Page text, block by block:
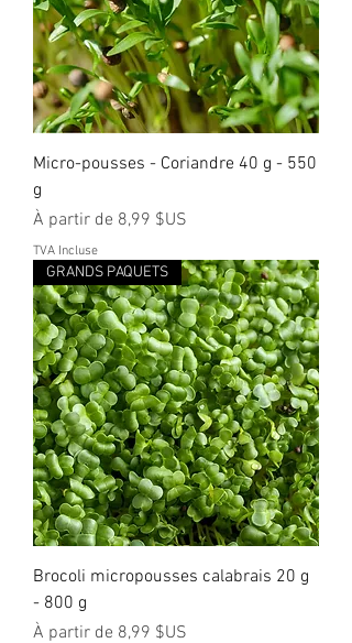
Micro-pousses - Coriandre 40 g - 550
g
À partir de 8,99 $US
Prix promotionnel
TVA Incluse
GRANDS PAQUETS
Brocoli micropousses calabrais 20 g
- 800 g
À partir de 8,99 $US
Prix promotionnel